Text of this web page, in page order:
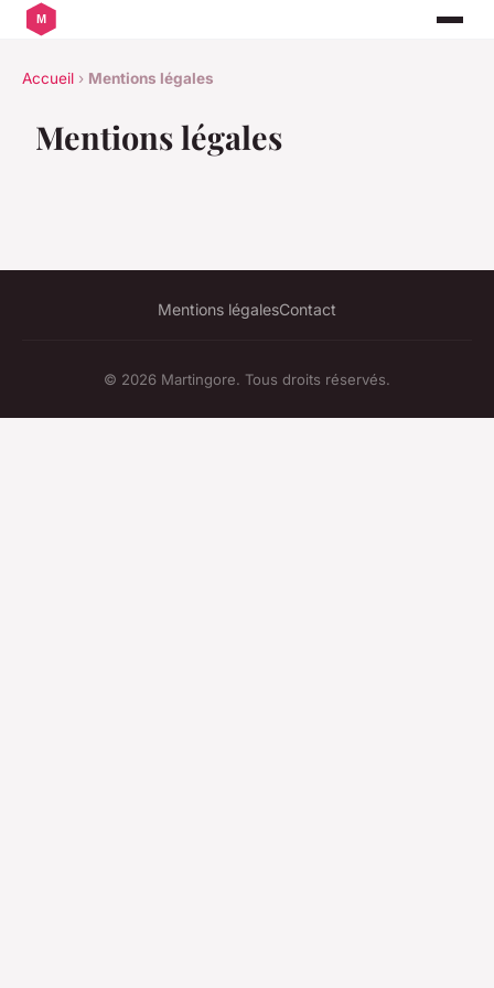
Accueil › Mentions légales
Mentions légales
Mentions légalesContact
© 2026 Martingore. Tous droits réservés.